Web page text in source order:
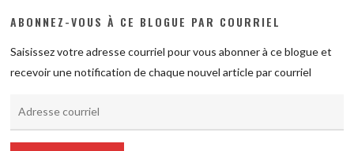
ABONNEZ-VOUS À CE BLOGUE PAR COURRIEL
Saisissez votre adresse courriel pour vous abonner à ce blogue et
recevoir une notification de chaque nouvel article par courriel